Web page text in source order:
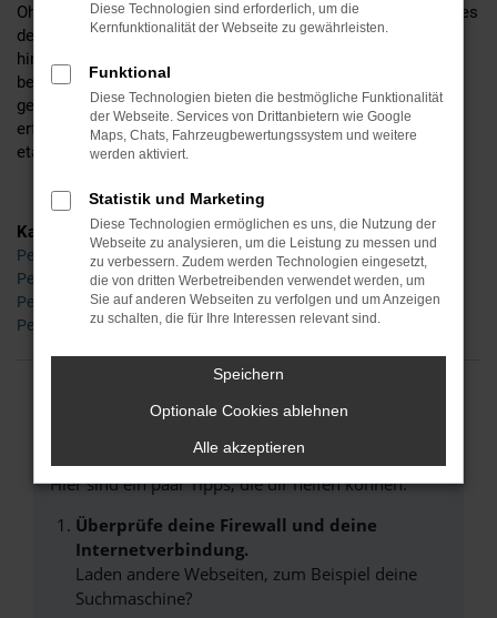
Ohr für Ihre individuellen Bedürfnisse. Wenn fest steht, dass es
der Peugeot 2008 werden soll, beraten wir Sie gerne
hinsichtlich der Motorisierung, der Lackfarbe und all der
bereitstehenden Extras, unterbreiten Ihnen auf Wunsch aber
gerne auch noch alternative Vorschläge. Ihr Vorteil: wir sind
erfahren und verkaufen die Fahrzeuge gleich mehrerer
etablierter Hersteller.
Kategorie
Peugeot 2008 Tageszulassung Dresden
Peugeot 2008 Gebrauchtwagen Dresden
Peugeot 2008 Neuwagen Dresden
Peugeot 2008 Dresden
FEHLER: NETWORK ERROR
Beim Laden ist ein Fehler aufgetreten.
Hier sind ein paar Tipps, die dir helfen können:
Überprüfe deine Firewall und deine
Internetverbindung.
Laden andere Webseiten, zum Beispiel deine
Suchmaschine?
Diese Technologien sind erforderlich, um die
Kernfunktionalität der Webseite zu gewährleisten.
Funktional
Diese Technologien bieten die bestmögliche Funktionalität
der Webseite. Services von Drittanbietern wie Google
Maps, Chats, Fahrzeugbewertungssystem und weitere
werden aktiviert.
Statistik und Marketing
Diese Technologien ermöglichen es uns, die Nutzung der
Webseite zu analysieren, um die Leistung zu messen und
zu verbessern. Zudem werden Technologien eingesetzt,
die von dritten Werbetreibenden verwendet werden, um
Sie auf anderen Webseiten zu verfolgen und um Anzeigen
zu schalten, die für Ihre Interessen relevant sind.
Speichern
Optionale Cookies ablehnen
Alle akzeptieren